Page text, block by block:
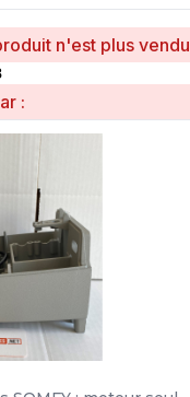
n'est plus vendu
: